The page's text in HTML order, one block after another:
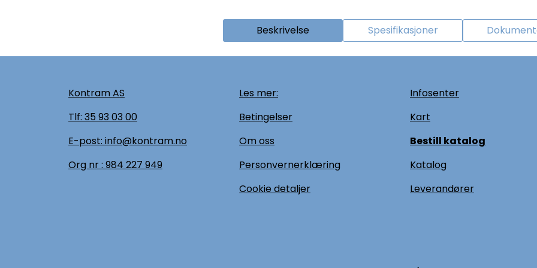
Beskrivelse Spesifikasjoner
Kontram AS
Tlf: 35 93 03 00
E-post: info@kontram.no
Org nr : 984 227 949
Les mer:
Betingelser
Om oss
Personvernerklæring
Cookie detaljer
Infosenter
Kart
Bestill katalog
Katalog
Leverandører